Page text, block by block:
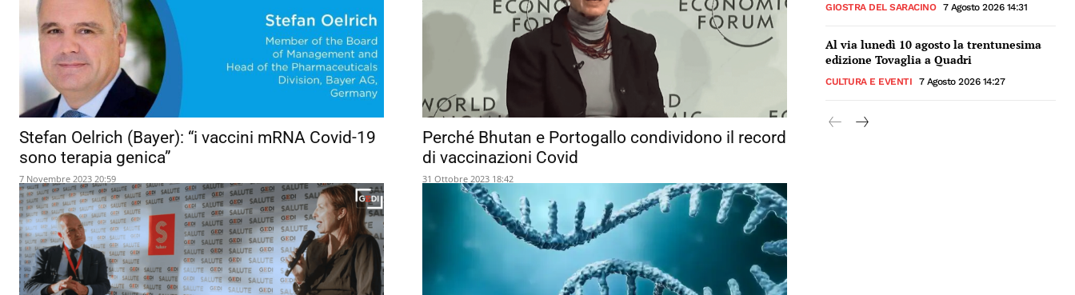
Stefan Oelrich (Bayer): “i vaccini mRNA Covid-19
sono terapia genica”
7 Novembre 2023 20:59
Perché Bhutan e Portogallo condividono il record
di vaccinazioni Covid
31 Ottobre 2023 18:42
GIOSTRA DEL SARACINO 7 Agosto 2026 14:31
Al via lunedì 10 agosto la trentunesima
edizione Tovaglia a Quadri
CULTURA E EVENTI 7 Agosto 2026 14:27